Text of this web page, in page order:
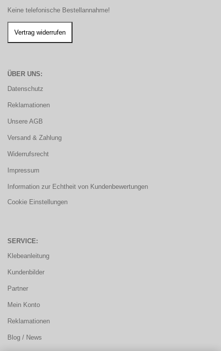
Keine telefonische Bestellannahme!
ÜBER UNS:
Datenschutz
Reklamationen
Unsere AGB
Versand & Zahlung
Widerrufsrecht
Impressum
Information zur Echtheit von Kundenbewertungen
Cookie Einstellungen
SERVICE:
Klebeanleitung
Kundenbilder
Partner
Mein Konto
Reklamationen
Blog / News